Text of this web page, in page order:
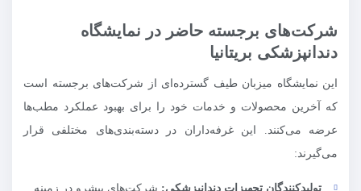
شرکت‌های برجسته حاضر در نمایشگاه
دندانپزشکی بریتانیا
این نمایشگاه میزبان طیف گسترده‌ای از شرکت‌های برجسته است
که آخرین محصولات و خدمات خود را برای بهبود عملکرد مطب‌ها
عرضه می‌کنند. این غرفه‌داران در دسته‌بندی‌های مختلفی قرار
می‌گیرند:
تولیدکنندگان تجهیزات دندانپزشکی: شرکت‌های پیشرو در زمینه